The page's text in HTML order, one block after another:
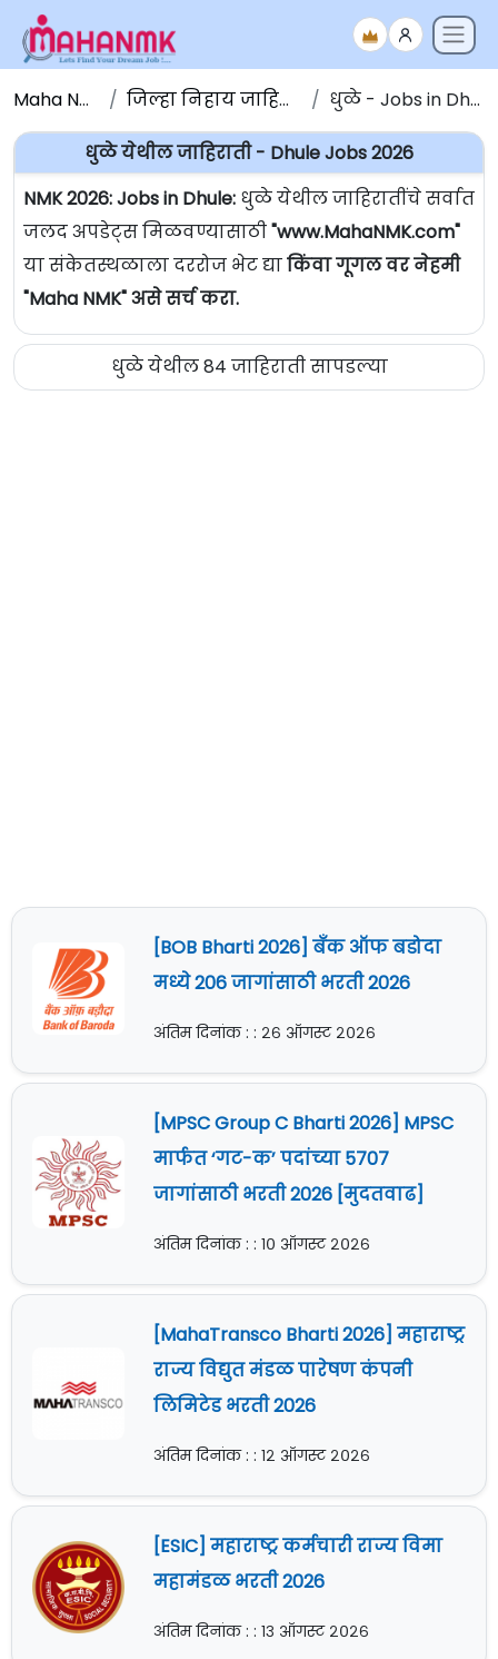
Maha NMK जिल्हा निहाय जाहिराती धुळे - Jobs in Dhule
धुळे येथील जाहिराती - Dhule Jobs 2026
NMK 2026: Jobs in Dhule: धुळे येथील जाहिरातींचे सर्वात
जलद अपडेट्स मिळवण्यासाठी"www.MahaNMK.com"
या संकेतस्थळाला दररोज भेट द्याकिंवा गूगल वर नेहमी
"Maha NMK" असे सर्च करा.
धुळे येथील 84 जाहिराती सापडल्या
[BOB Bharti 2026] बँक ऑफ बडोदा
मध्ये 206 जागांसाठी भरती 2026
अंतिम दिनांक : : २६ ऑगस्ट २०२६
[MPSC Group C Bharti 2026] MPSC
मार्फत ‘गट-क’ पदांच्या 5707
जागांसाठी भरती 2026 [मुदतवाढ]
अंतिम दिनांक : : १० ऑगस्ट २०२६
[MahaTransco Bharti 2026] महाराष्ट्र
राज्य विद्युत मंडळ पारेषण कंपनी
लिमिटेड भरती 2026
अंतिम दिनांक : : १२ ऑगस्ट २०२६
[ESIC] महाराष्ट्र कर्मचारी राज्य विमा
महामंडळ भरती 2026
अंतिम दिनांक : : १३ ऑगस्ट २०२६